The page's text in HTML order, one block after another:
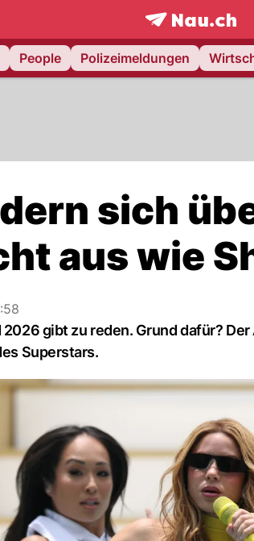
frontpage.NAU.ch
People Polizeimeldungen
sich
aus wie
gibt zu reden. Grund dafür?
Superstars.